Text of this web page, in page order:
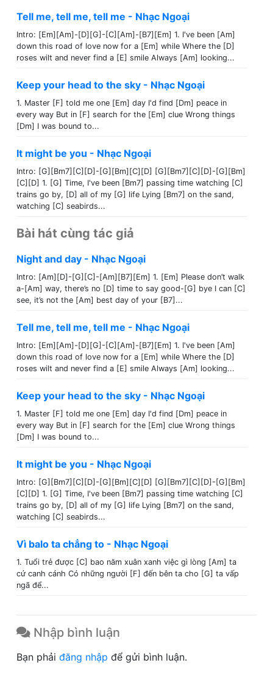
Tell me, tell me, tell me - Nhạc Ngoại
Intro: [Em][Am]-[D][G]-[C][Am]-[B7][Em] 1. I've been [Am]
down this road of love now for a [Em] while Where the [D]
roses wilt and never find a [E] smile Always [Am] looking...
Keep your head to the sky - Nhạc Ngoại
1. Master [F] told me one [Em] day I'd find [Dm] peace in
every way But in [F] search for the [Em] clue Wrong things
[Dm] I was bound to...
It might be you - Nhạc Ngoại
Intro: [G][Bm7][C][D]-[G][Bm][C][D] [G][Bm7][C][D]-[G][Bm]
[C][D] 1. [G] Time, I've been [Bm7] passing time watching [C]
trains go by, [D] all of my [G] life Lying [Bm7] on the sand,
watching [C] seabirds...
Bài hát cùng tác giả
Night and day - Nhạc Ngoại
Intro: [Am][D]-[G][C]-[Am][B7][Em] 1. [Em] Please don’t walk
a-[Am] way, there’s no [D] time to say good-[G] bye I can [C]
see, it’s not the [Am] best day of your [B7]...
Tell me, tell me, tell me - Nhạc Ngoại
Intro: [Em][Am]-[D][G]-[C][Am]-[B7][Em] 1. I've been [Am]
down this road of love now for a [Em] while Where the [D]
roses wilt and never find a [E] smile Always [Am] looking...
Keep your head to the sky - Nhạc Ngoại
1. Master [F] told me one [Em] day I'd find [Dm] peace in
every way But in [F] search for the [Em] clue Wrong things
[Dm] I was bound to...
It might be you - Nhạc Ngoại
Intro: [G][Bm7][C][D]-[G][Bm][C][D] [G][Bm7][C][D]-[G][Bm]
[C][D] 1. [G] Time, I've been [Bm7] passing time watching [C]
trains go by, [D] all of my [G] life Lying [Bm7] on the sand,
watching [C] seabirds...
Vì balo ta chẳng to - Nhạc Ngoại
1. Tuổi trẻ được [C] bao năm xuân xanh việc gì lòng [Am] ta
cứ canh cánh Có những người [F] đến bên ta cho [G] ta vấp
ngã để...
Nhập bình luận
Bạn phải đăng nhập để gửi bình luận.